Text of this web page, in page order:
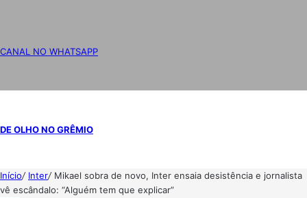
CANAL NO WHATSAPP
DE OLHO NO GRÊMIO
Início/ Inter/ Mikael sobra de novo, Inter ensaia desistência e jornalista
vê escândalo: “Alguém tem que explicar”